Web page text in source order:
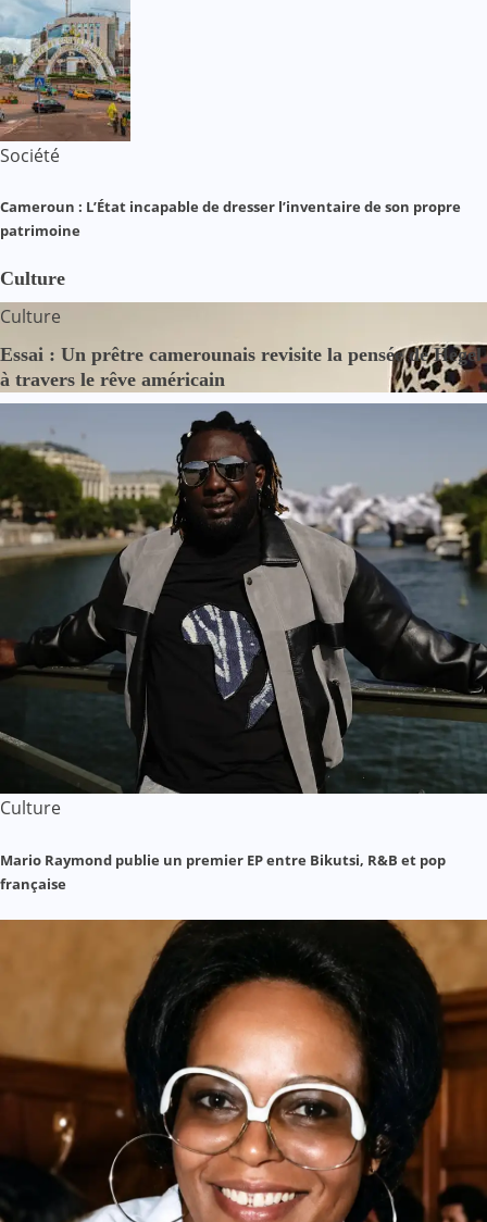
Société
Cameroun : L’État incapable de dresser l’inventaire de son propre
patrimoine
Culture
Culture
Essai : Un prêtre camerounais revisite la pensée de Hegel
à travers le rêve américain
Culture
Mario Raymond publie un premier EP entre Bikutsi, R&B et pop
française